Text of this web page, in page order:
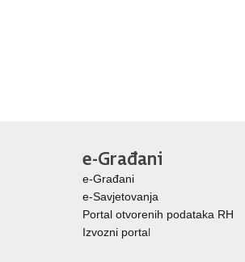
e-Građani
e-Građani
e-Savjetovanja
Portal otvorenih podataka RH
Izvozni portal